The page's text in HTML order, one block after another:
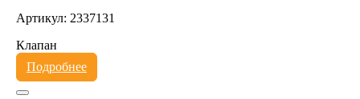
Артикул: 2337131
Клапан
Подробнее